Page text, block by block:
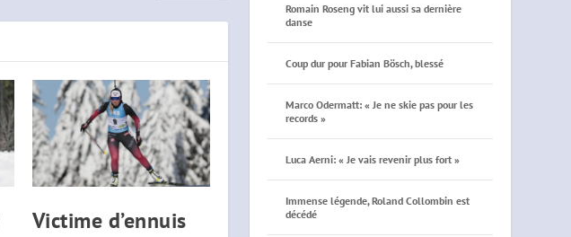
Victime d’ennuis
Romain Roseng vit lui aussi sa dernière
danse
Coup dur pour Fabian Bösch, blessé
Marco Odermatt: « Je ne skie pas pour les
records »
Luca Aerni: « Je vais revenir plus fort »
Immense légende, Roland Collombin est
décédé